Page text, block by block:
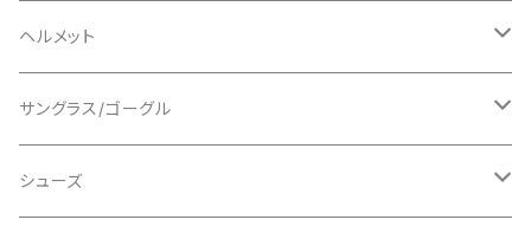
ALL MOUNTAIN STYLE
AVID/アヴィド
BAR MITTS/バーミッツ
ロングスリーブ
ショートスリーブ
ジャケット
ショーツ
ビブタイプ
パンツ / タイツ
エルボー/肘
ニー/膝
その他
ヘルメット
ロード
マウンテンバイク
サングラス/ゴーグル
アクセサリー
シューズ